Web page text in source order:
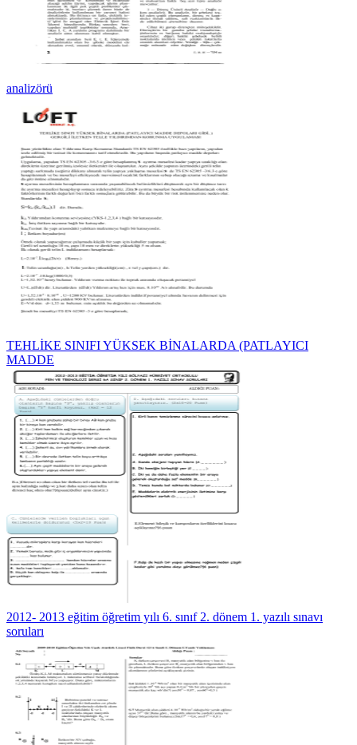
analizörü
TEHLİKE SINIFI YÜKSEK BİNALARDA (PATLAYICI
MADDE
2012- 2013 eğitim öğretim yılı 6. sınıf 2. dönem 1. yazılı sınavı
soruları